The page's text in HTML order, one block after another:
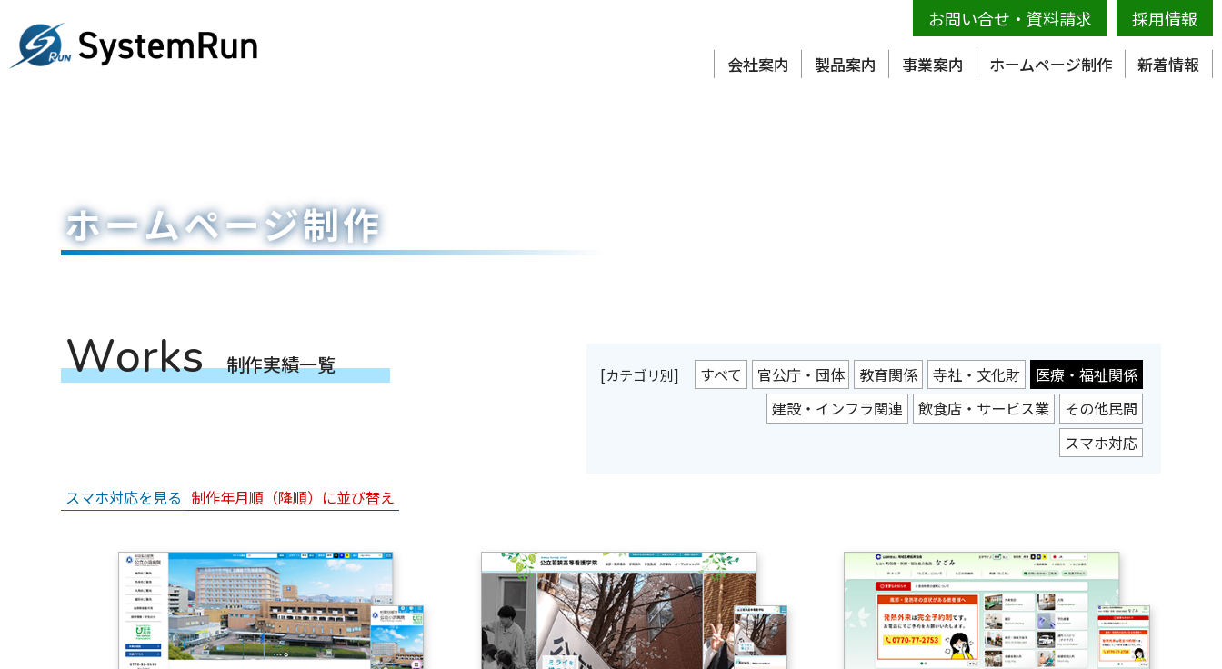
会社案内 製品案内 事業案内 ホームページ制作 新着情報
お問い合せ ・ 資料請求 採用情報
ホームページ制作
Works 制作実績一覧 [カテゴリ別] すべて 官公庁・団体 教育関係 寺社・文化財
医療・福祉関係
建設・インフラ関連
飲食店・サービス業
その他民間
スマホ対応
スマホ対応を見る 制作年月順（降順）に並び替え